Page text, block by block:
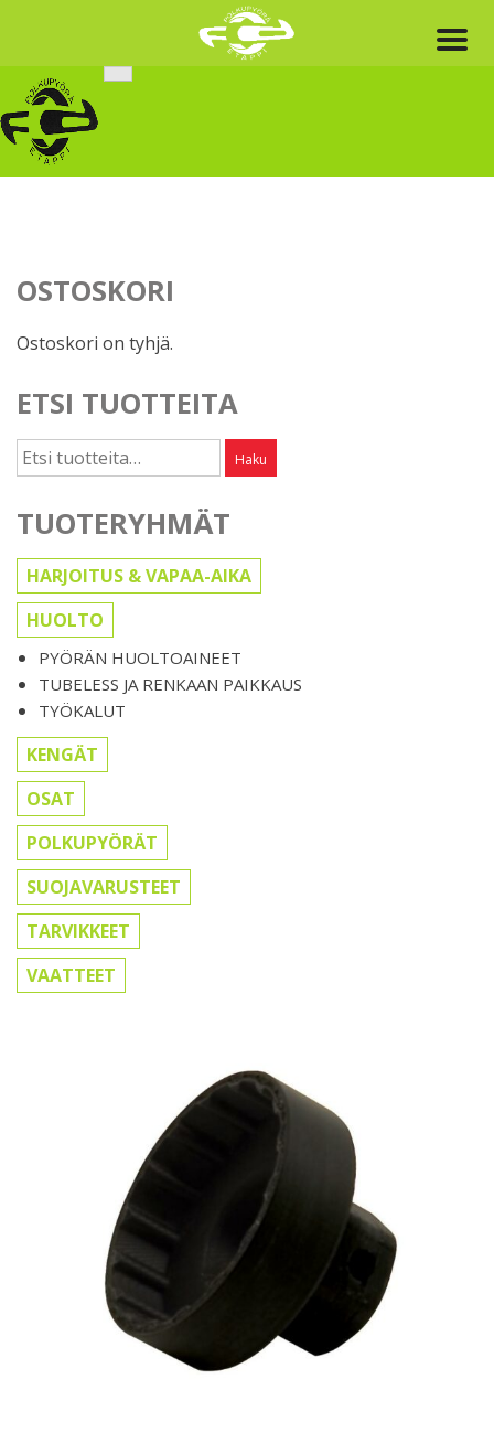
content
OSTOSKORI
Ostoskori on tyhjä.
ETSI TUOTTEITA
Etsi: Haku
TUOTERYHMÄT
HARJOITUS & VAPAA-AIKA
HUOLTO
PYÖRÄN HUOLTOAINEET
TUBELESS JA RENKAAN PAIKKAUS
TYÖKALUT
KENGÄT
OSAT
POLKUPYÖRÄT
SUOJAVARUSTEET
TARVIKKEET
VAATTEET